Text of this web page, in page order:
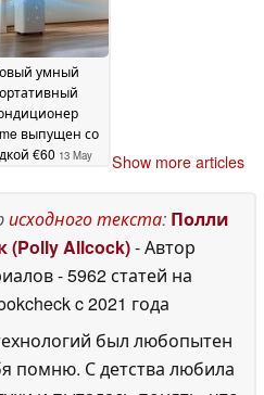
умный
выпущен со
€60 13 May
Show more articles
исходного текста: Полли
(Polly Allcock)- Автор
- 5962 статей на
c 2021 года
был любопытен
помню. С детства любила